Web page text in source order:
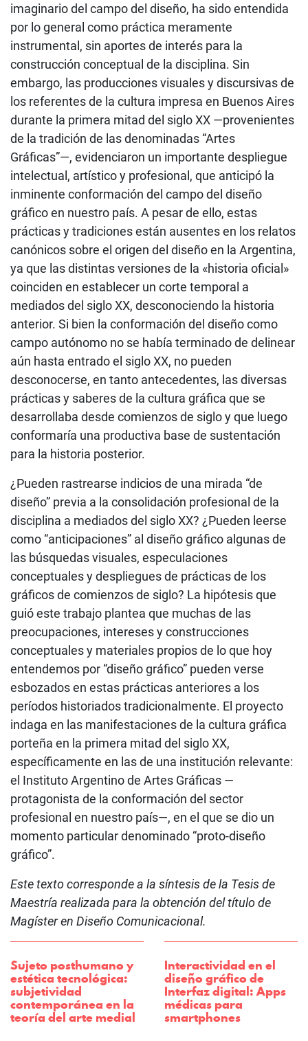
imaginario del campo del diseño, ha sido entendida
por lo general como práctica meramente
instrumental, sin aportes de interés para la
construcción conceptual de la disciplina. Sin
embargo, las producciones visuales y discursivas de
los referentes de la cultura impresa en Buenos Aires
durante la primera mitad del siglo XX —provenientes
de la tradición de las denominadas “Artes
Gráficas”—, evidenciaron un importante despliegue
intelectual, artístico y profesional, que anticipó la
inminente conformación del campo del diseño
gráfico en nuestro país. A pesar de ello, estas
prácticas y tradiciones están ausentes en los relatos
canónicos sobre el origen del diseño en la Argentina,
ya que las distintas versiones de la «historia oficial»
coinciden en establecer un corte temporal a
mediados del siglo XX, desconociendo la historia
anterior. Si bien la conformación del diseño como
campo autónomo no se había terminado de delinear
aún hasta entrado el siglo XX, no pueden
desconocerse, en tanto antecedentes, las diversas
prácticas y saberes de la cultura gráfica que se
desarrollaba desde comienzos de siglo y que luego
conformaría una productiva base de sustentación
para la historia posterior.
¿Pueden rastrearse indicios de una mirada “de
diseño” previa a la consolidación profesional de la
disciplina a mediados del siglo XX? ¿Pueden leerse
como “anticipaciones” al diseño gráfico algunas de
las búsquedas visuales, especulaciones
conceptuales y despliegues de prácticas de los
gráficos de comienzos de siglo? La hipótesis que
guió este trabajo plantea que muchas de las
preocupaciones, intereses y construcciones
conceptuales y materiales propios de lo que hoy
entendemos por “diseño gráfico” pueden verse
esbozados en estas prácticas anteriores a los
períodos historiados tradicionalmente. El proyecto
indaga en las manifestaciones de la cultura gráfica
porteña en la primera mitad del siglo XX,
específicamente en las de una institución relevante:
el Instituto Argentino de Artes Gráficas —
protagonista de la conformación del sector
profesional en nuestro país—, en el que se dio un
momento particular denominado “proto-diseño
gráfico”.
Este texto corresponde a la síntesis de la Tesis de
Maestría realizada para la obtención del título de
Magíster en Diseño Comunicacional.
Sujeto posthumano y
estética tecnológica:
subjetividad
contemporánea en la
teoría del arte medial
Interactividad en el
diseño gráfico de
Interfaz digital: Apps
médicas para
smartphones